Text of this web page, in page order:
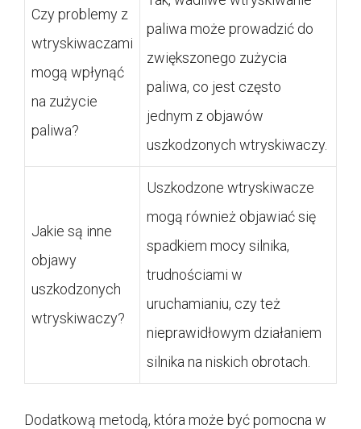
Czy problemy z
wtryskiwaczami
mogą wpłynąć
na zużycie
paliwa?
paliwa może prowadzić do
zwiększonego zużycia
paliwa, co jest często
jednym z objawów
uszkodzonych wtryskiwaczy.
Jakie są inne
objawy
uszkodzonych
wtryskiwaczy?
Uszkodzone wtryskiwacze
mogą również objawiać się
spadkiem mocy silnika,
trudnościami w
uruchamianiu, czy też
nieprawidłowym działaniem
silnika na niskich obrotach.
Dodatkową metodą, która może być pomocna w